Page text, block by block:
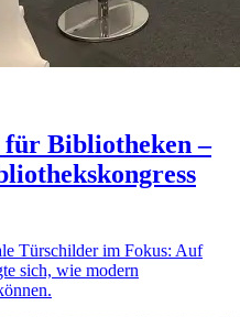
Bibliotheken –
Türschilder im Fokus: Auf
sich, wie modern